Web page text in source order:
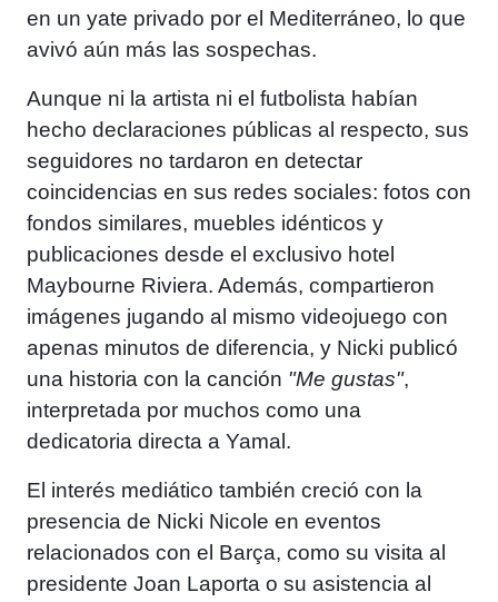
en un yate privado por el Mediterráneo, lo que
avivó aún más las sospechas.
Aunque ni la artista ni el futbolista habían
hecho declaraciones públicas al respecto, sus
seguidores no tardaron en detectar
coincidencias en sus redes sociales: fotos con
fondos similares, muebles idénticos y
publicaciones desde el exclusivo hotel
Maybourne Riviera. Además, compartieron
imágenes jugando al mismo videojuego con
apenas minutos de diferencia, y Nicki publicó
una historia con la canción "Me gustas",
interpretada por muchos como una
dedicatoria directa a Yamal.
El interés mediático también creció con la
presencia de Nicki Nicole en eventos
relacionados con el Barça, como su visita al
presidente Joan Laporta o su asistencia al